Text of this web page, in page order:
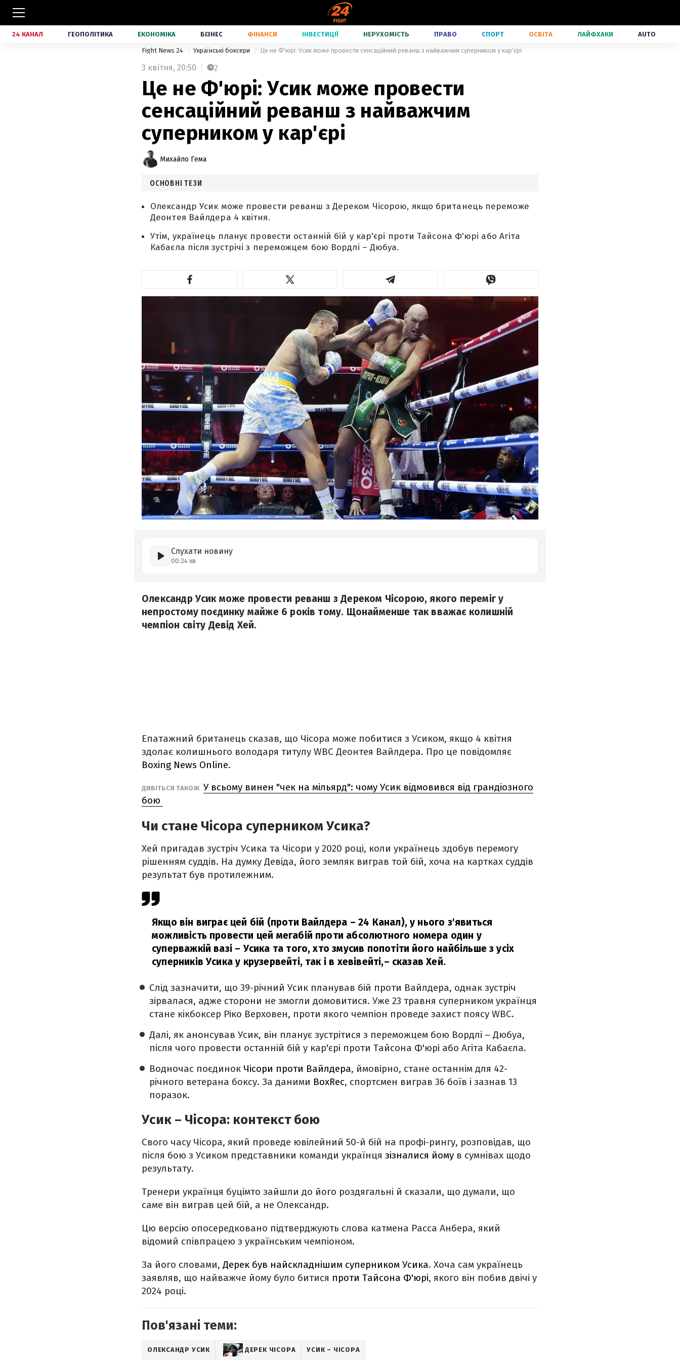
24 КАНАЛ ГЕОПОЛІТИКА ЕКОНОМІКА БІЗНЕС ФІНАНСИ ІНВЕСТИЦІЇ НЕРУХОМІСТЬ ПРАВО СПОРТ ОСВІТА ЛАЙФХАКИ AUTO
Fight News 24 Українські боксери Це не Ф'юрі: Усик може провести сенсаційний реванш з найважчим суперником у кар'єрі
3 квітня, 20:50 2
Це не Ф'юрі: Усик може провести
сенсаційний реванш з найважчим
суперником у кар'єрі
Михайло Гема
ОСНОВНІ ТЕЗИ
Олександр Усик може провести реванш з Дереком Чісорою, якщо британець переможе
Деонтея Вайлдера 4 квітня.
Утім, українець планує провести останній бій у кар'єрі проти Тайсона Ф'юрі або Агіта
Кабаєла після зустрічі з переможцем бою Вордлі – Дюбуа.
Слухати новину
00:24 хв
Олександр Усик може провести реванш з Дереком Чісорою, якого переміг у
непростому поєдинку майже 6 років тому. Щонайменше так вважає колишній
чемпіон світу Девід Хей.
Епатажний британець сказав, що Чісора може побитися з Усиком, якщо 4 квітня
здолає колишнього володаря титулу WBC Деонтея Вайлдера. Про це повідомляє
Boxing News Online.
ДИВІТЬСЯ ТАКОЖ У всьому винен "чек на мільярд": чому Усик відмовився від грандіозного
бою
Чи стане Чісора суперником Усика?
Хей пригадав зустріч Усика та Чісори у 2020 році, коли українець здобув перемогу
рішенням суддів. На думку Девіда, його земляк виграв той бій, хоча на картках суддів
результат був протилежним.
Якщо він виграє цей бій (проти Вайлдера – 24 Канал), у нього з'явиться
можливість провести цей мегабій проти абсолютного номера один у
суперважкій вазі – Усика та того, хто змусив попотіти його найбільше з усіх
суперників Усика у крузервейті, так і в хевівейті,– сказав Хей.
Слід зазначити, що 39-річний Усик планував бій проти Вайлдера, однак зустріч
зірвалася, адже сторони не змогли домовитися. Уже 23 травня суперником українця
стане кікбоксер Ріко Верховен, проти якого чемпіон проведе захист поясу WBC.
Далі, як анонсував Усик, він планує зустрітися з переможцем бою Вордлі – Дюбуа,
після чого провести останній бій у кар'єрі проти Тайсона Ф'юрі або Агіта Кабаєла.
Водночас поєдинок Чісори проти Вайлдера, ймовірно, стане останнім для 42-
річного ветерана боксу. За даними BoxRec, спортсмен виграв 36 боїв і зазнав 13
поразок.
Усик – Чісора: контекст бою
Свого часу Чісора, який проведе ювілейний 50-й бій на профі-рингу, розповідав, що
після бою з Усиком представники команди українця зізналися йому в сумнівах щодо
результату.
Тренери українця буцімто зайшли до його роздягальні й сказали, що думали, що
саме він виграв цей бій, а не Олександр.
Цю версію опосередковано підтверджують слова катмена Расса Анбера, який
відомий співпрацею з українським чемпіоном.
За його словами, Дерек був найскладнішим суперником Усика. Хоча сам українець
заявляв, що найважче йому було битися проти Тайсона Ф'юрі, якого він побив двічі у
2024 році.
Пов'язані теми:
ОЛЕКСАНДР УСИК ДЕРЕК ЧІСОРА УСИК – ЧІСОРА